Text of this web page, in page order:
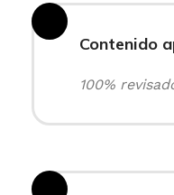
Contenido
100%